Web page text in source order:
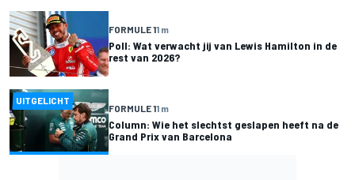
FORMULE 11 m
Poll: Wat verwacht jij van Lewis Hamilton in de
rest van 2026?
UITGELICHT
FORMULE 11 m
Column: Wie het slechtst geslapen heeft na de
Grand Prix van Barcelona